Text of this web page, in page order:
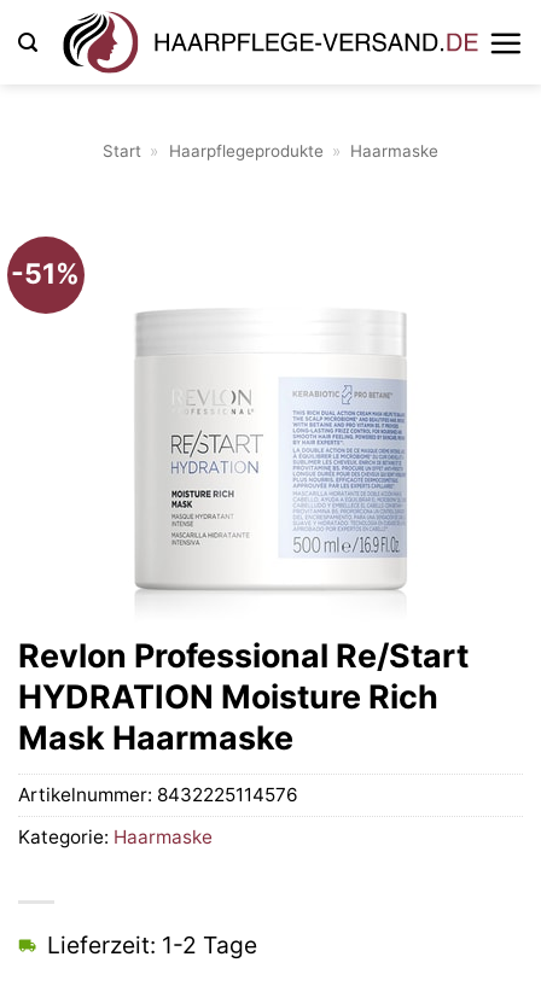
Inhalt
Start » Haarpflegeprodukte » Haarmaske
-51%
Revlon Professional Re/Start
HYDRATION Moisture Rich
Mask Haarmaske
Lieferzeit: 1-2 Tage
Artikelnummer: 8432225114576
Kategorie: Haarmaske